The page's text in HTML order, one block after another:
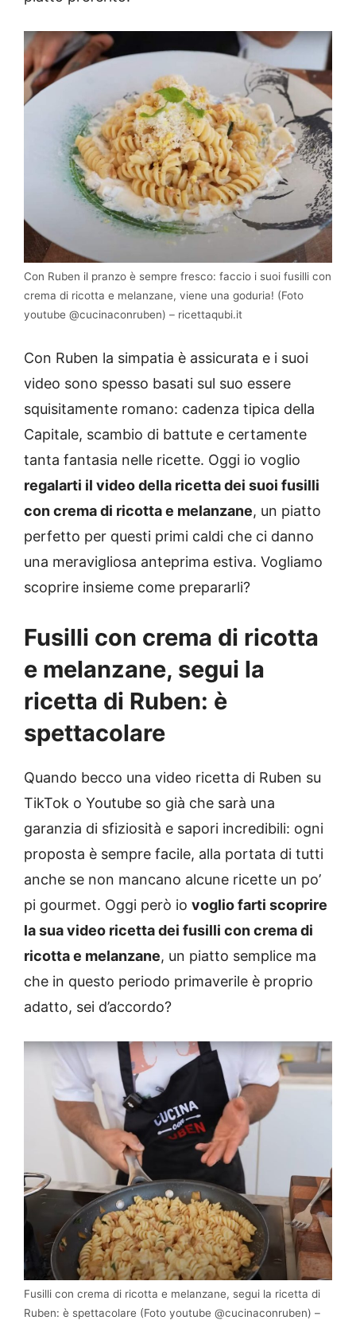
Con Ruben il pranzo è sempre fresco: faccio i suoi fusilli con
crema di ricotta e melanzane, viene una goduria! (Foto
youtube @cucinaconruben) – ricettaqubi.it
Con Ruben la simpatia è assicurata e i suoi
video sono spesso basati sul suo essere
squisitamente romano: cadenza tipica della
Capitale, scambio di battute e certamente
tanta fantasia nelle ricette. Oggi io voglio
regalarti il video della ricetta dei suoi fusilli
con crema di ricotta e melanzane, un piatto
perfetto per questi primi caldi che ci danno
una meravigliosa anteprima estiva. Vogliamo
scoprire insieme come prepararli?
Fusilli con crema di ricotta
e melanzane, segui la
ricetta di Ruben: è
spettacolare
Quando becco una video ricetta di Ruben su
TikTok o Youtube so già che sarà una
garanzia di sfiziosità e sapori incredibili: ogni
proposta è sempre facile, alla portata di tutti
anche se non mancano alcune ricette un po’
pi gourmet. Oggi però io voglio farti scoprire
la sua video ricetta dei fusilli con crema di
ricotta e melanzane, un piatto semplice ma
che in questo periodo primaverile è proprio
adatto, sei d’accordo?
Fusilli con crema di ricotta e melanzane, segui la ricetta di
Ruben: è spettacolare (Foto youtube @cucinaconruben) –